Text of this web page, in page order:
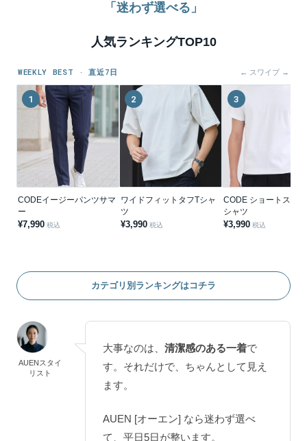
「迷わず選べる」
人気ランキングTOP10
WEEKLY BEST · 直近7日 ← スワイプ →
1
CODEイージーパンツサマ
ー
¥7,990 税込
2
ワイドフィットタフTシャ
ツ
¥3,990 税込
3
CODE ショートスリ
シャツ
¥3,990 税込
カテゴリ別ランキングはコチラ
AUENスタイ
リスト
大事なのは、清潔感のある一着で
す。それだけで、ちゃんとして見え
ます。
AUEN [オーエン] なら迷わず選べ
て、平日5日が整います。